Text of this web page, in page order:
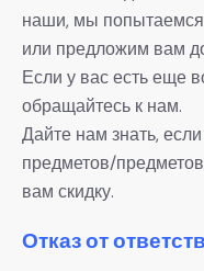
наши, мы попытаемся
или предложим вам
Если у вас есть еще
обращайтесь к нам.
Дайте нам знать,
предметов/
вам скидку.
Отказ от